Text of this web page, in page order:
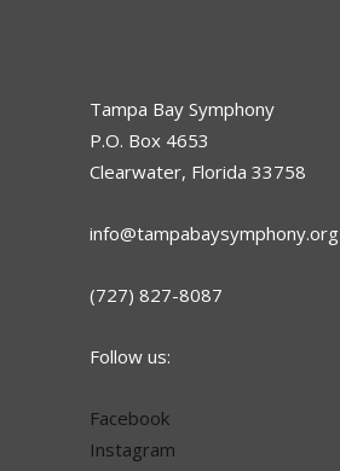
Tampa Bay Symphony
P.O. Box 4653
Clearwater, Florida 33758
info@tampabaysymphony.org
(727) 827-8087
Follow us:
Facebook
Instagram